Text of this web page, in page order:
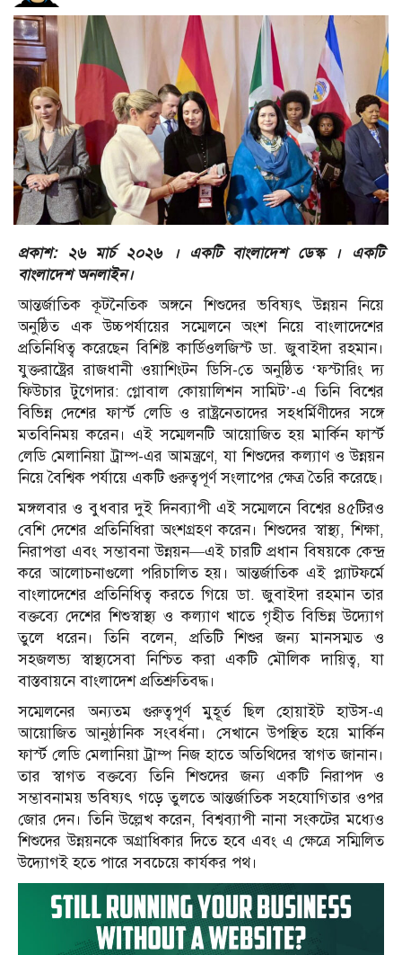
প্রকাশ: ২৬ মার্চ ২০২৬ । একটি বাংলাদেশ ডেস্ক । একটি
বাংলাদেশ অনলাইন।
আন্তর্জাতিক কূটনৈতিক অঙ্গনে শিশুদের ভবিষ্যৎ উন্নয়ন নিয়ে
অনুষ্ঠিত এক উচ্চপর্যায়ের সম্মেলনে অংশ নিয়ে বাংলাদেশের
প্রতিনিধিত্ব করেছেন বিশিষ্ট কার্ডিওলজিস্ট ডা. জুবাইদা রহমান।
যুক্তরাষ্ট্রের রাজধানী ওয়াশিংটন ডিসি-তে অনুষ্ঠিত ‘ফস্টারিং দ্য
ফিউচার টুগেদার: গ্লোবাল কোয়ালিশন সামিট’-এ তিনি বিশ্বের
বিভিন্ন দেশের ফার্স্ট লেডি ও রাষ্ট্রনেতাদের সহধর্মিণীদের সঙ্গে
মতবিনিময় করেন। এই সম্মেলনটি আয়োজিত হয় মার্কিন ফার্স্ট
লেডি মেলানিয়া ট্রাম্প-এর আমন্ত্রণে, যা শিশুদের কল্যাণ ও উন্নয়ন
নিয়ে বৈশ্বিক পর্যায়ে একটি গুরুত্বপূর্ণ সংলাপের ক্ষেত্র তৈরি করেছে।
মঙ্গলবার ও বুধবার দুই দিনব্যাপী এই সম্মেলনে বিশ্বের ৪৫টিরও
বেশি দেশের প্রতিনিধিরা অংশগ্রহণ করেন। শিশুদের স্বাস্থ্য, শিক্ষা,
নিরাপত্তা এবং সম্ভাবনা উন্নয়ন—এই চারটি প্রধান বিষয়কে কেন্দ্র
করে আলোচনাগুলো পরিচালিত হয়। আন্তর্জাতিক এই প্ল্যাটফর্মে
বাংলাদেশের প্রতিনিধিত্ব করতে গিয়ে ডা. জুবাইদা রহমান তার
বক্তব্যে দেশের শিশুস্বাস্থ্য ও কল্যাণ খাতে গৃহীত বিভিন্ন উদ্যোগ
তুলে ধরেন। তিনি বলেন, প্রতিটি শিশুর জন্য মানসম্মত ও
সহজলভ্য স্বাস্থ্যসেবা নিশ্চিত করা একটি মৌলিক দায়িত্ব, যা
বাস্তবায়নে বাংলাদেশ প্রতিশ্রুতিবদ্ধ।
সম্মেলনের অন্যতম গুরুত্বপূর্ণ মুহূর্ত ছিল হোয়াইট হাউস-এ
আয়োজিত আনুষ্ঠানিক সংবর্ধনা। সেখানে উপস্থিত হয়ে মার্কিন
ফার্স্ট লেডি মেলানিয়া ট্রাম্প নিজ হাতে অতিথিদের স্বাগত জানান।
তার স্বাগত বক্তব্যে তিনি শিশুদের জন্য একটি নিরাপদ ও
সম্ভাবনাময় ভবিষ্যৎ গড়ে তুলতে আন্তর্জাতিক সহযোগিতার ওপর
জোর দেন। তিনি উল্লেখ করেন, বিশ্বব্যাপী নানা সংকটের মধ্যেও
শিশুদের উন্নয়নকে অগ্রাধিকার দিতে হবে এবং এ ক্ষেত্রে সম্মিলিত
উদ্যোগই হতে পারে সবচেয়ে কার্যকর পথ।